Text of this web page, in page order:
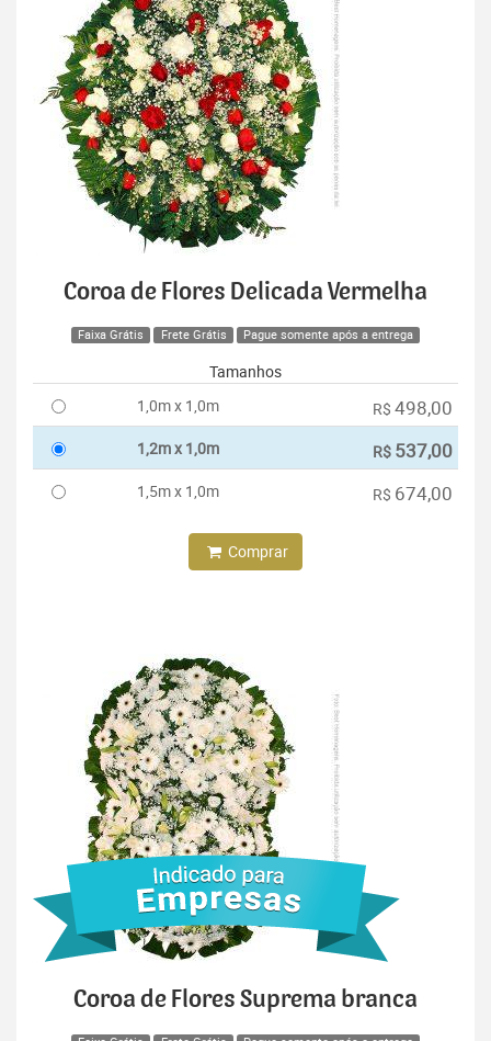
Coroa de Flores Delicada Vermelha
Faixa Grátis Frete Grátis Pague somente após a entrega
Tamanhos
1,0m x 1,0m
R$ 498,00
1,2m x 1,0m R$ 537,00
1,5m x 1,0m R$ 674,00
Comprar
Coroa de Flores Suprema branca